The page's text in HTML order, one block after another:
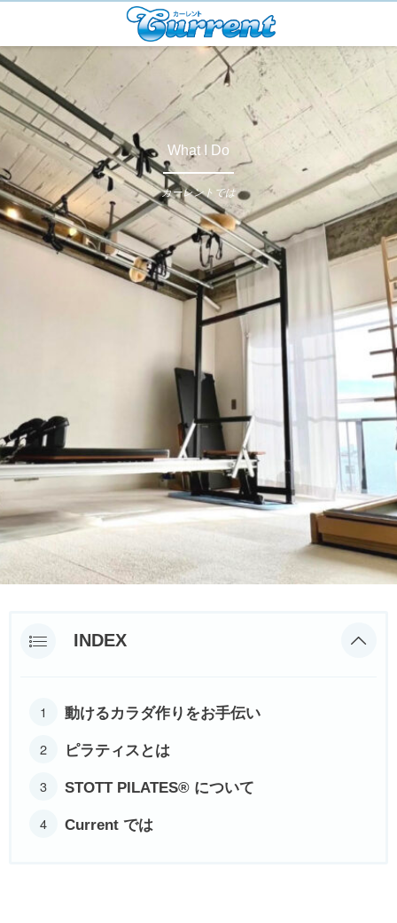
What I Do
カーレントでは
INDEX
動けるカラダ作りをお手伝い
ピラティスとは
STOTT PILATES® について
Current では